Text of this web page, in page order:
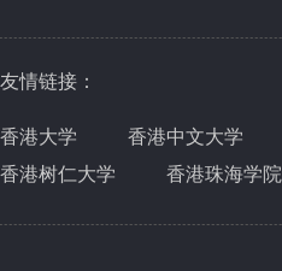
友情链接：
香港大学 香港中文大学
香港树仁大学
香港珠海学院